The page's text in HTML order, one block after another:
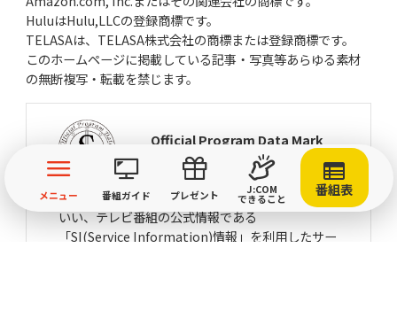
メニュー 番組ガイド プレゼント J:COM
できること
番組表
HuluはHulu,LLCの登録商標です。
TELASAは、TELASA株式会社の商標または登録商標です。
このホームページに掲載している記事・写真等あらゆる素材
の無断複写・転載を禁じます。
Official Program Data Mark
（公式番組情報マーク）
このマークは「Official Program Data Mark」と
いい、テレビ番組の公式情報である
「SI(Service Information)情報」を利用したサー